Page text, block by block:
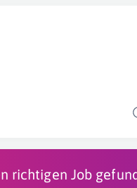
richtigen Job